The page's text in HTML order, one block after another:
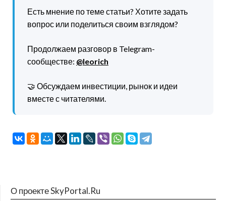
Есть мнение по теме статьи? Хотите задать
вопрос или поделиться своим взглядом?
Продолжаем разговор в Telegram-
сообществе: @leorich
🤝 Обсуждаем инвестиции, рынок и идеи
вместе с читателями.
О проекте SkyPortal.Ru